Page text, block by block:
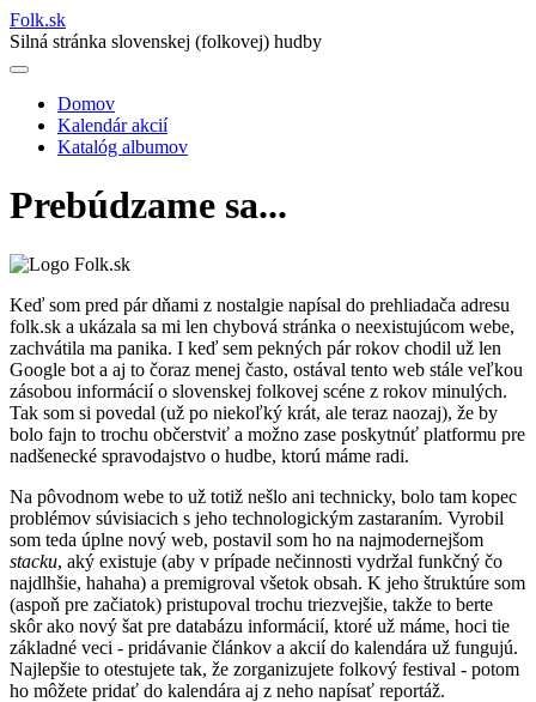
Folk.sk
Silná stránka slovenskej (folkovej) hudby
Main
navigation
Domov
Kalendár akcií
Katalóg albumov
Prebúdzame sa...
Keď som pred pár dňami z nostalgie napísal do prehliadača adresu
folk.sk a ukázala sa mi len chybová stránka o neexistujúcom webe,
zachvátila ma panika. I keď sem pekných pár rokov chodil už len
Google bot a aj to čoraz menej často, ostával tento web stále veľkou
zásobou informácií o slovenskej folkovej scéne z rokov minulých.
Tak som si povedal (už po niekoľký krát, ale teraz naozaj), že by
bolo fajn to trochu občerstviť a možno zase poskytnúť platformu pre
nadšenecké spravodajstvo o hudbe, ktorú máme radi.
Na pôvodnom webe to už totiž nešlo ani technicky, bolo tam kopec
problémov súvisiacich s jeho technologickým zastaraním. Vyrobil
som teda úplne nový web, postavil som ho na najmodernejšom
stacku, aký existuje (aby v prípade nečinnosti vydržal funkčný čo
najdlhšie, hahaha) a premigroval všetok obsah. K jeho štruktúre som
(aspoň pre začiatok) pristupoval trochu triezvejšie, takže to berte
skôr ako nový šat pre databázu informácií, ktoré už máme, hoci tie
základné veci - pridávanie článkov a akcií do kalendára už fungujú.
Najlepšie to otestujete tak, že zorganizujete folkový festival - potom
ho môžete pridať do kalendára aj z neho napísať reportáž.